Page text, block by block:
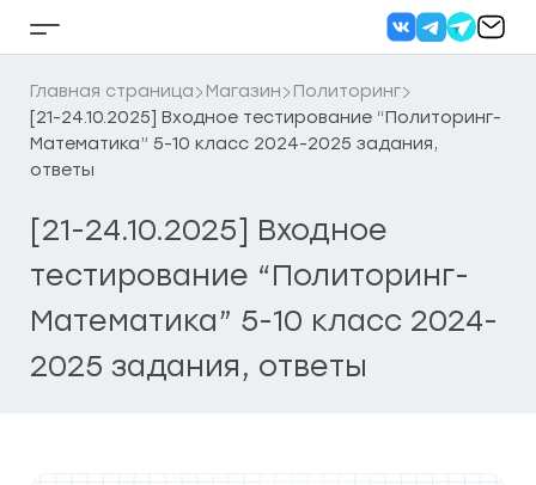
Кнопка
бокового
меню
Главная страница Магазин
Политоринг
[21-24.10.2025] Входное тестирование “Политоринг-
Математика” 5-10 класс 2024-2025 задания,
ответы
[21-24.10.2025] Входное
тестирование “Политоринг-
Математика” 5-10 класс 2024-
2025 задания, ответы